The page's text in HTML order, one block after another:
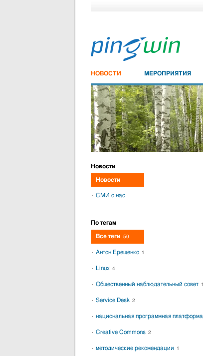
НОВОСТИ МЕРОПРИЯТИЯ
Новости
Новости
СМИ о нас
По тегам
Все теги 50
Антон Ерещенко 1
Linux 4
Общественный наблюдательный совет 1
Service Desk 2
национальная программная платформа
Creative Commons 2
методические рекомендации 1